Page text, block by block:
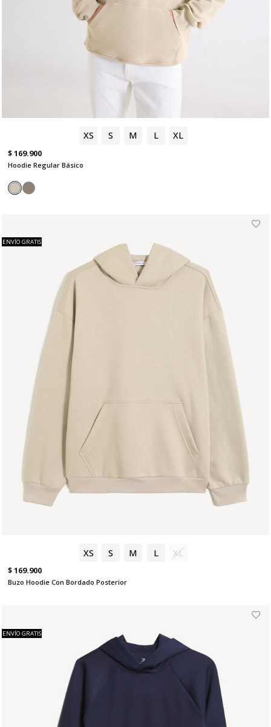
XS S M L XL
$ 169.900
Hoodie Regular Básico
XS S M L XL
ENVÍO GRATIS
$ 169.900
Buzo Hoodie Con Bordado Posterior
ENVÍO GRATIS